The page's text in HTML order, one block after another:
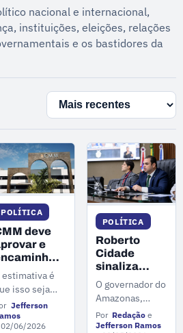
nacional e internacional,
instituições, eleições, relações
e os bastidores da
POLÍTICA
deve
e
à
Prefeitura de
em
dias
estimativa é
isso seja
em dez
A previsão
presidente
Jefferson
02/06/2026
POLÍTICA
Roberto
Cidade
sinaliza
aumento do
Auxílio
Estadual,
mas impõe
O governador do
Amazonas,
Roberto Cidade,
considera elevar
Por Redação e
Jefferson Ramos